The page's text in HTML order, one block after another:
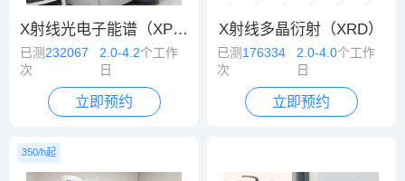
X射线光电子能谱（XPS）
已测232067
次
2.0-4.2个工作
日
立即预约
X射线多晶衍射（XRD）
已测 176334
次
2.0-4.0个工作
日
立即预约
350/h起